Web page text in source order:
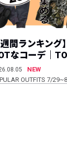
週間ランキング
なコーデ｜
NEW
OUTFITS 7/